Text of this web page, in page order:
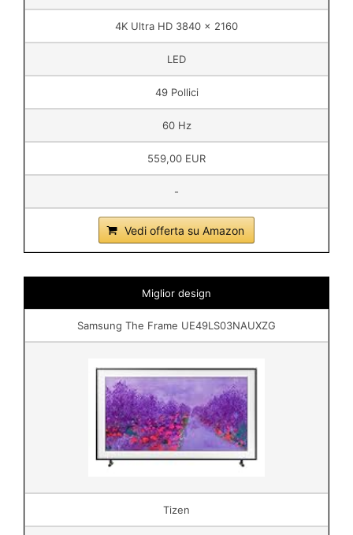
4K Ultra HD 3840 x 2160
LED
49 Pollici
60 Hz
559,00 EUR
-
Vedi offerta su Amazon
Miglior design
Samsung The Frame UE49LS03NAUXZG
Tizen